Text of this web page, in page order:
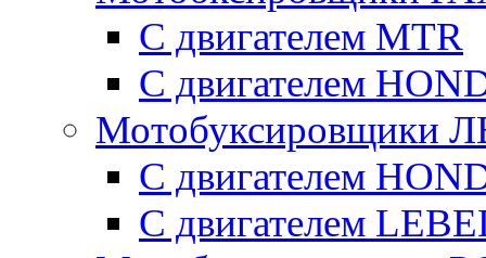
С двигателем МTR
С двигателем
С двигателем
С двигателем